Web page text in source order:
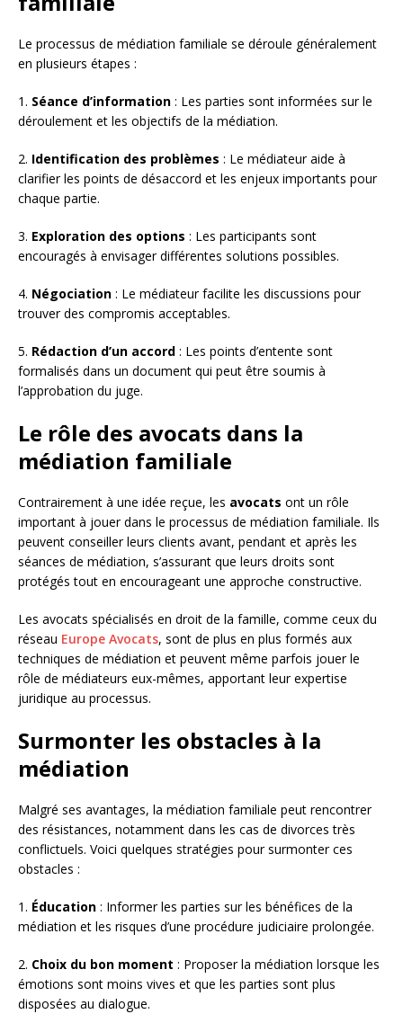
Le processus de médiation familiale se déroule généralement
en plusieurs étapes :
1. Séance d’information : Les parties sont informées sur le
déroulement et les objectifs de la médiation.
2. Identification des problèmes : Le médiateur aide à
clarifier les points de désaccord et les enjeux importants pour
chaque partie.
3. Exploration des options : Les participants sont
encouragés à envisager différentes solutions possibles.
4. Négociation : Le médiateur facilite les discussions pour
trouver des compromis acceptables.
5. Rédaction d’un accord : Les points d’entente sont
formalisés dans un document qui peut être soumis à
l’approbation du juge.
Le rôle des avocats dans la
médiation familiale
Contrairement à une idée reçue, les avocats ont un rôle
important à jouer dans le processus de médiation familiale. Ils
peuvent conseiller leurs clients avant, pendant et après les
séances de médiation, s’assurant que leurs droits sont
protégés tout en encourageant une approche constructive.
Les avocats spécialisés en droit de la famille, comme ceux du
réseau Europe Avocats, sont de plus en plus formés aux
techniques de médiation et peuvent même parfois jouer le
rôle de médiateurs eux-mêmes, apportant leur expertise
juridique au processus.
Surmonter les obstacles à la
médiation
Malgré ses avantages, la médiation familiale peut rencontrer
des résistances, notamment dans les cas de divorces très
conflictuels. Voici quelques stratégies pour surmonter ces
obstacles :
1. Éducation : Informer les parties sur les bénéfices de la
médiation et les risques d’une procédure judiciaire prolongée.
2. Choix du bon moment : Proposer la médiation lorsque les
émotions sont moins vives et que les parties sont plus
disposées au dialogue.